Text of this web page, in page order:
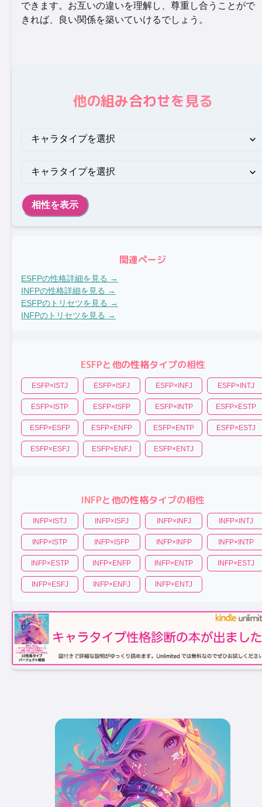
できます。お互いの違いを理解し、尊重し合うことがで
きれば、良い関係を築いていけるでしょう。
他の組み合わせを見る
相性を表示
関連ページ
ESFPの性格詳細を見る →
INFPの性格詳細を見る →
ESFPのトリセツを見る →
INFPのトリセツを見る →
ESFPと他の性格タイプの相性
ESFP× ISTJ ESFP× ISFJ ESFP× INFJ ESFP× INTJ
ESFP× ISTP ESFP× ISFP ESFP× INTP ESFP× ESTP
ESFP× ESFP ESFP× ENFP ESFP× ENTP ESFP× ESTJ
ESFP× ESFJ ESFP× ENFJ ESFP× ENTJ
INFPと他の性格タイプの相性
INFP× ISTJ INFP× ISFJ INFP× INFJ INFP× INTJ
INFP× ISTP INFP× ISFP INFP× INFP INFP× INTP
INFP× ESTP INFP× ENFP INFP× ENTP INFP× ESTJ
INFP× ESFJ INFP× ENFJ INFP× ENTJ